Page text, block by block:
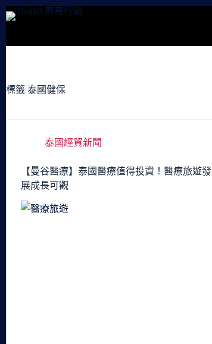
跳
容
標籤 泰國健保
泰國經貿新聞
【曼谷醫療】泰國醫療值得投資！醫療旅遊發
展成長可觀